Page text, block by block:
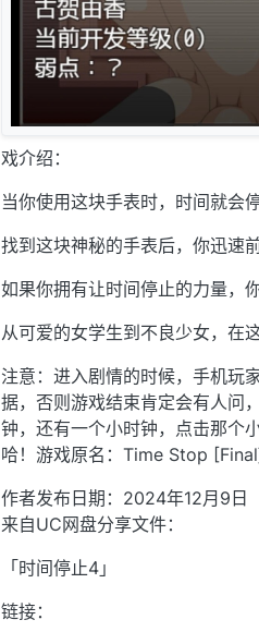
戏介绍：
当你使用这块手表时，时间就会停
找到这块神秘的手表后，你迅速
如果你拥有让时间停止的力量，
从可爱的女学生到不良少女，在
注意：进入剧情的时候，手机玩
据，否则游戏结束肯定会有人问
钟，还有一个小时钟，点击那个
哈！游戏原名：Time Stop
作者发布日期：2024年12月9日
来自UC网盘分享文件：
「时间停止4」
链接：